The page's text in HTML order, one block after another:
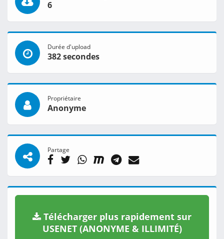
6
Durée d'upload
382 secondes
Propriétaire
Anonyme
Partage
Télécharger plus rapidement sur
USENET (ANONYME & ILLIMITÉ)